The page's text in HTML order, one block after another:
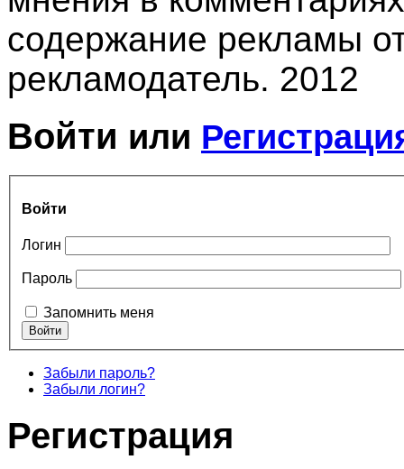
содержание рекламы
рекламодатель. 2012
Войти или
Войти
Логин
Пароль
Запомнить меня
Забыли пароль?
Забыли логин?
Регистрация